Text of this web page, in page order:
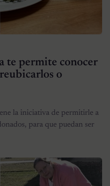
te permite conocer
o
la iniciativa de permitirle a
para que puedan ser